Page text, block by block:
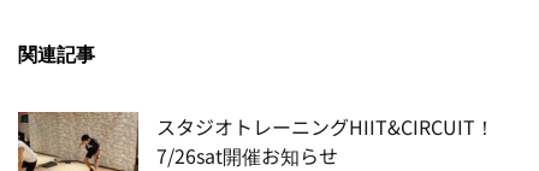
関連記事
スタジオトレーニングHIIT&CIRCUIT！
7/26sat開催お知らせ